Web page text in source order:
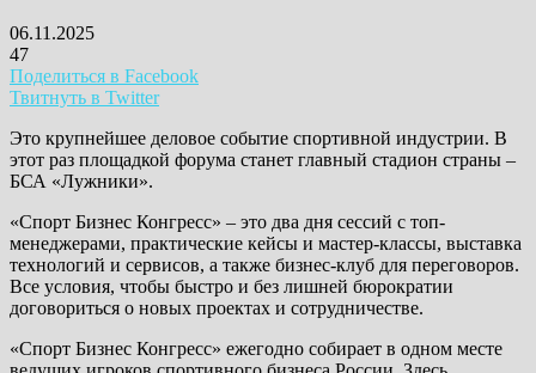
06.11.2025
47
Поделиться в Facebook
Твитнуть в Twitter
Это крупнейшее деловое событие спортивной индустрии. В
этот раз площадкой форума станет главный стадион страны –
БСА «Лужники».
«Спорт Бизнес Конгресс» – это два дня сессий с топ-
менеджерами, практические кейсы и мастер-классы, выставка
технологий и сервисов, а также бизнес-клуб для переговоров.
Все условия, чтобы быстро и без лишней бюрократии
договориться о новых проектах и сотрудничестве.
«Спорт Бизнес Конгресс» ежегодно собирает в одном месте